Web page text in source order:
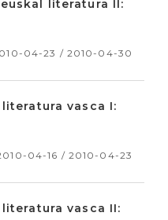
literatura II:
04-23 / 2010-04-30
vasca I:
04-16 / 2010-04-23
vasca II: